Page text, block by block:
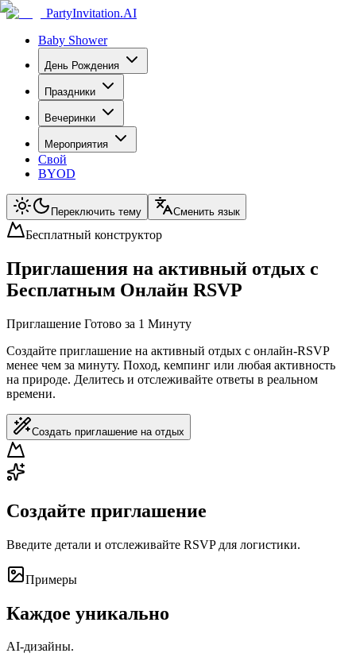
PartyInvitation.AI
Baby Shower
День Рождения
Праздники
Вечеринки
Мероприятия
Свой
BYOD
Переключить тему Сменить язык
Бесплатный конструктор
Приглашения на активный отдых с
Бесплатным Онлайн RSVP
Приглашение Готово за 1 Минуту
Создайте приглашение на активный отдых с онлайн-RSVP
менее чем за минуту. Поход, кемпинг или любая активность
на природе. Делитесь и отслеживайте ответы в реальном
времени.
Создать приглашение на отдых
Создайте приглашение
Введите детали и отслеживайте RSVP для логистики.
Примеры
Каждое уникально
AI-дизайны.